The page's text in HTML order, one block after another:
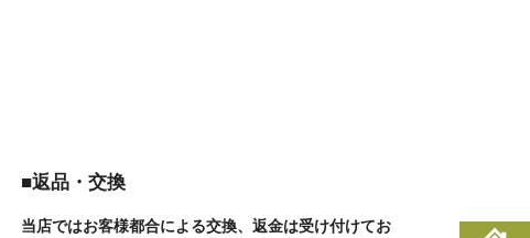
■返品・交換
当店ではお客様都合による交換、返金は受け付けてお